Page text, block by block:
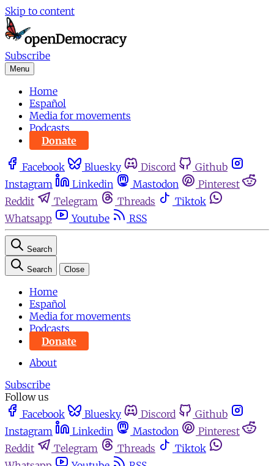
Skip to content
Subscribe
Menu
Home
Español
Media for movements
Podcasts
Donate
Facebook Bluesky Discord
Github
Instagram
Linkedin Mastodon
Pinterest
Reddit
Telegram Threads
Tiktok
Whatsapp
Youtube RSS
Search
Search Close
Home
Español
Media for movements
Podcasts
Donate
About
Subscribe
Follow us
Facebook
Bluesky Discord
Github
Instagram
Linkedin Mastodon
Pinterest
Reddit
Telegram Threads
Tiktok